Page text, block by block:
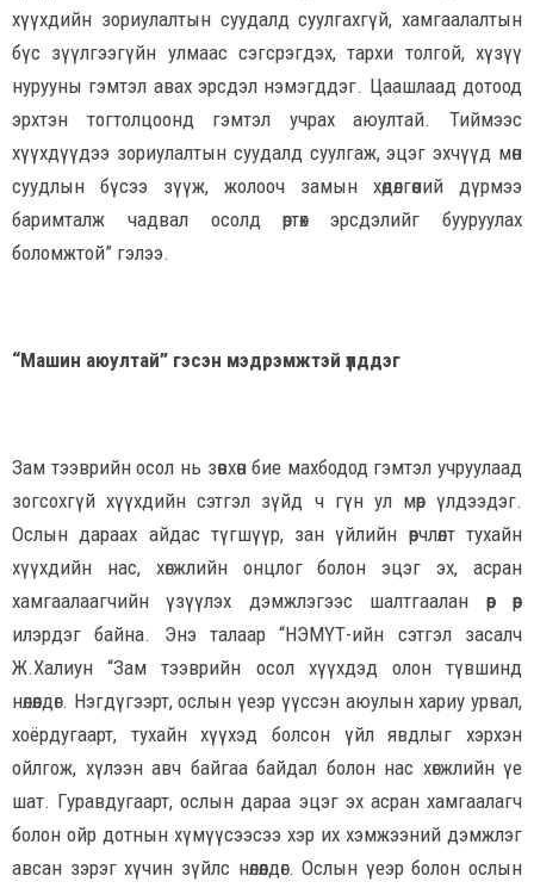
хүүхдийн зориулалтын суудалд суулгахгүй, хамгаалалтын
бүс зүүлгээгүйн улмаас сэгсрэгдэх, тархи толгой, хүзүү
нурууны гэмтэл авах эрсдэл нэмэгддэг. Цаашлаад дотоод
эрхтэн тогтолцоонд гэмтэл учрах аюултай. Тиймээс
хүүхдүүдээ зориулалтын суудалд суулгаж, эцэг эхчүүд мөн
суудлын бүсээ зүүж, жолооч замын хөдөлгөөний дүрмээ
баримталж чадвал осолд өртөх эрсдэлийг бууруулах
боломжтой” гэлээ.
“Машин аюултай” гэсэн мэдрэмжтэй үлддэг
Зам тээврийн осол нь зөвхөн бие махбодод гэмтэл учруулаад
зогсохгүй хүүхдийн сэтгэл зүйд ч гүн ул мөр үлдээдэг.
Ослын дараах айдас түгшүүр, зан үйлийн өөрчлөлт тухайн
хүүхдийн нас, хөгжлийн онцлог болон эцэг эх, асран
хамгаалаагчийн үзүүлэх дэмжлэгээс шалтгаалан өөр өөр
илэрдэг байна. Энэ талаар “НЭМҮТ-ийн сэтгэл засалч
Ж.Халиун “Зам тээврийн осол хүүхдэд олон түвшинд
нөлөөлдөг. Нэгдүгээрт, ослын үеэр үүссэн аюулын хариу урвал,
хоёрдугаарт, тухайн хүүхэд болсон үйл явдлыг хэрхэн
ойлгож, хүлээн авч байгаа байдал болон нас хөгжлийн үе
шат. Гуравдугаарт, ослын дараа эцэг эх асран хамгаалагч
болон ойр дотнын хүмүүсээсээ хэр их хэмжээний дэмжлэг
авсан зэрэг хүчин зүйлс нөлөөлдөг. Ослын үеэр болон ослын